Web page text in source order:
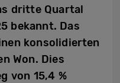
dritte Quartal
bekannt. Das
konsolidierten
Won. Dies
von 15,4 %